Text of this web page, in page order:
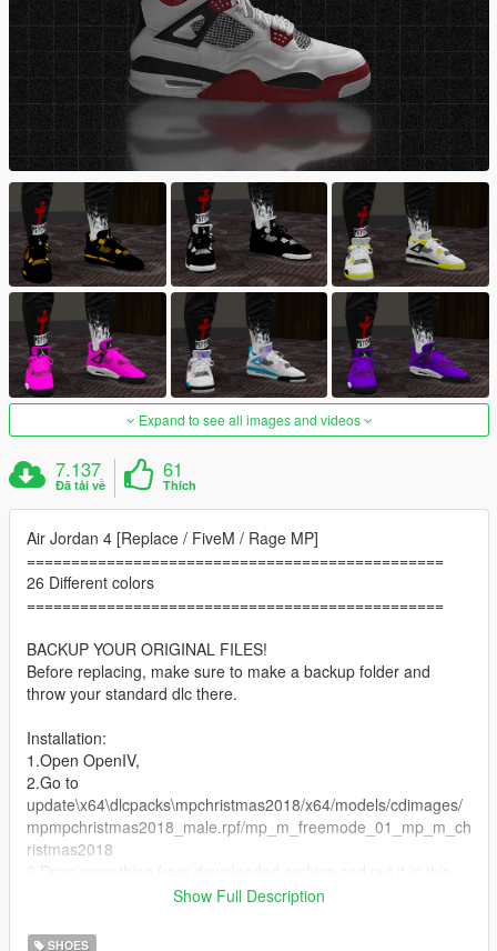
Expand to see all images and videos
7.137
Đã tải về
61
Thích
Air Jordan 4 [Replace / FiveM / Rage MP]
===============================================
26 Different colors
===============================================
BACKUP YOUR ORIGINAL FILES!
Before replacing, make sure to make a backup folder and
throw your standard dlc there.
Installation:
1.Open OpenIV,
2.Go to
update\x64\dlcpacks\mpchristmas2018/x64/models/cdimages/
mpmpchristmas2018_male.rpf/mp_m_freemode_01_mp_m_ch
ristmas2018
==================================================
Show Full Description
SHOES